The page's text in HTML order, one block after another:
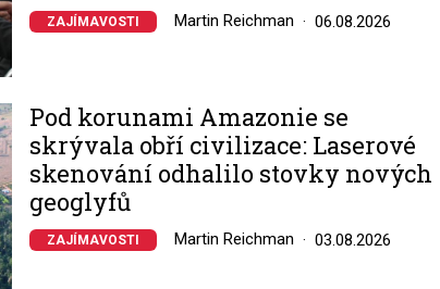
ZAJÍMAVOSTI Martin Reichman 06.08.2026
Pod korunami Amazonie se
skrývala obří civilizace: Laserové
skenování odhalilo stovky nových
geoglyfů
ZAJÍMAVOSTI Martin Reichman 03.08.2026